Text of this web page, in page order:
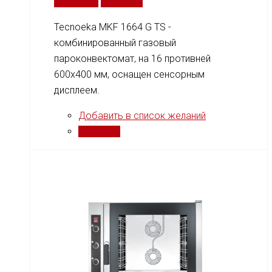
Tecnoeka MKF 1664 G TS -
комбинированный газовый
пароконвектомат, на 16 противней
600x400 мм, оснащен сенсорным
дисплеем.
Добавить в список желаний